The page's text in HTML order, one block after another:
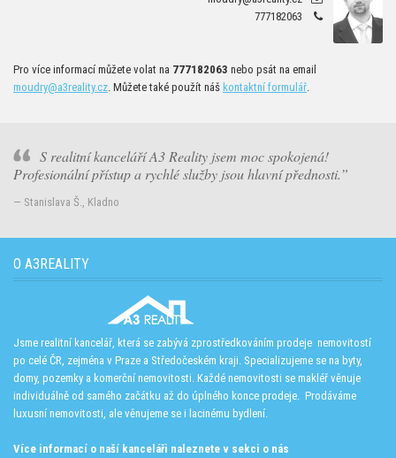
777182063
Pro více informací můžete volat na 777182063 nebo psát na email
moudry@a3reality.cz . Můžete také použít náš kontaktní formulář
S realitní kanceláří A3 Reality jsem moc spokojená!
Profesionální přístup a rychlé služby jsou hlavní přednosti.
— Stanislava Š., Kladno
O A3REALITY
Jsme realitní kancelář, která se zabývá zprostředkováním prodeje nemovitostí
po celé ČR, zejména v Praze a Středočeském kraji. Specializujeme se na byty,
domy, pozemky a komerční nemovitosti. Každé nemovitosti se makléř věnuje
individuálně od samého začátku až do úplného konce prodeje. Prodáváme
luxusní nemovitosti, ale věnujeme se i lacinému bydlení.
Více informací o naší kanceláři naleznete v sekci o nás